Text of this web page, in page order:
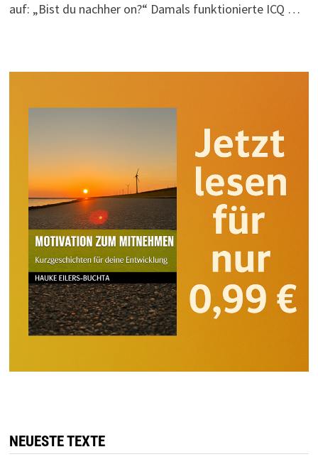
auf: „Bist du nachher on?“ Damals funktionierte ICQ …
NEUESTE TEXTE